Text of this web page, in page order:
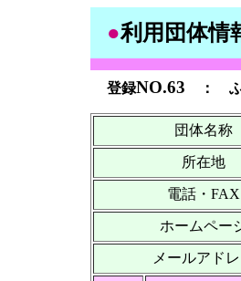
●利用団体情
登録NO.63 ：
団体名称
所在地
電話・FAX
ホームペー
メールアド